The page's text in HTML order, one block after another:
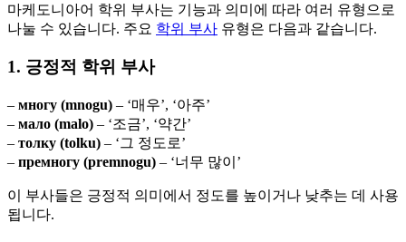
마케도니아어 학위 부사는 기능과 의미에 따라 여러 유형으로
나눌 수 있습니다. 주요 학위 부사 유형은 다음과 같습니다.
1. 긍정적 학위 부사
– многу (mnogu) – ‘매우’, ‘아주’
– мало (malo) – ‘조금’, ‘약간’
– толку (tolku) – ‘그 정도로’
– премногу (premnogu) – ‘너무 많이’
이 부사들은 긍정적 의미에서 정도를 높이거나 낮추는 데 사용
됩니다.